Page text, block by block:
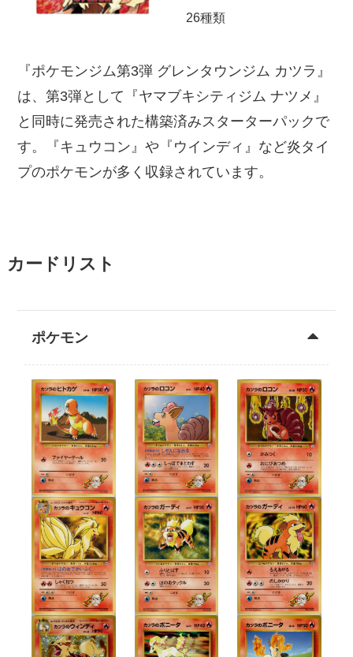
26種類
『ポケモンジム第3弾 グレンタウンジム カツラ』
は、第3弾として『ヤマブキシティジム ナツメ』
と同時に発売された構築済みスターターパックで
す。『キュウコン』や『ウインディ』など炎タイ
プのポケモンが多く収録されています。
カードリスト
ポケモン